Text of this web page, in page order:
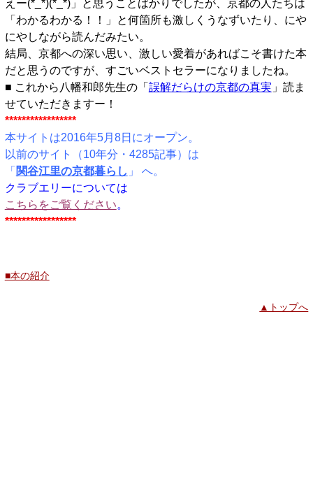
えー(*_*)(*_*)」と思うことばかりでしたが、京都の人たちは
「わかるわかる！！」と何箇所も激しくうなずいたり、にや
にやしながら読んだみたい。
結局、京都への深い思い、激しい愛着があればこそ書けた本
だと思うのですが、すごいベストセラーになりましたね。
■ これから八幡和郎先生の「 誤解だらけの京都の真実 」読ま
せていただきますー！
*****************
本サイトは2016年5月8日にオープン。
以前のサイト（10年分・4285記事）は
「 関谷江里の京都暮らし 」 へ。
クラブエリーについては
こちらをご覧ください。
*****************
■本の紹介
▲トップへ